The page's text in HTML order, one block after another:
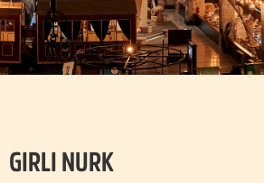
GIRLI NURK